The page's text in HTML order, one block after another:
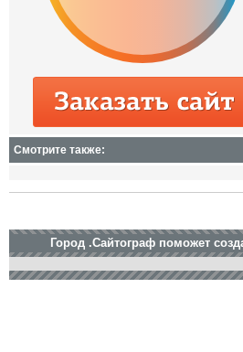
Смотрите также:
Город .Сайтограф поможет